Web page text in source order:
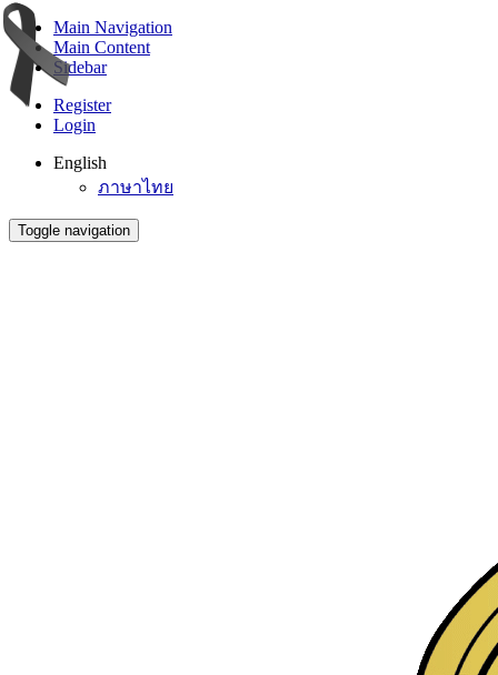
Main Navigation
Main Content
Sidebar
Register
Login
English
ภาษาไทย
Toggle navigation